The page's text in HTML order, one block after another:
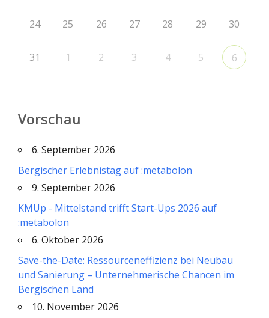
24 25 26 27 28 29 30
31 1 2 3 4 5 6
Vorschau
6. September 2026
Bergischer Erlebnistag auf :metabolon
9. September 2026
KMUp - Mittelstand trifft Start-Ups 2026 auf
:metabolon
6. Oktober 2026
Save-the-Date: Ressourceneffizienz bei Neubau
und Sanierung – Unternehmerische Chancen im
Bergischen Land
10. November 2026